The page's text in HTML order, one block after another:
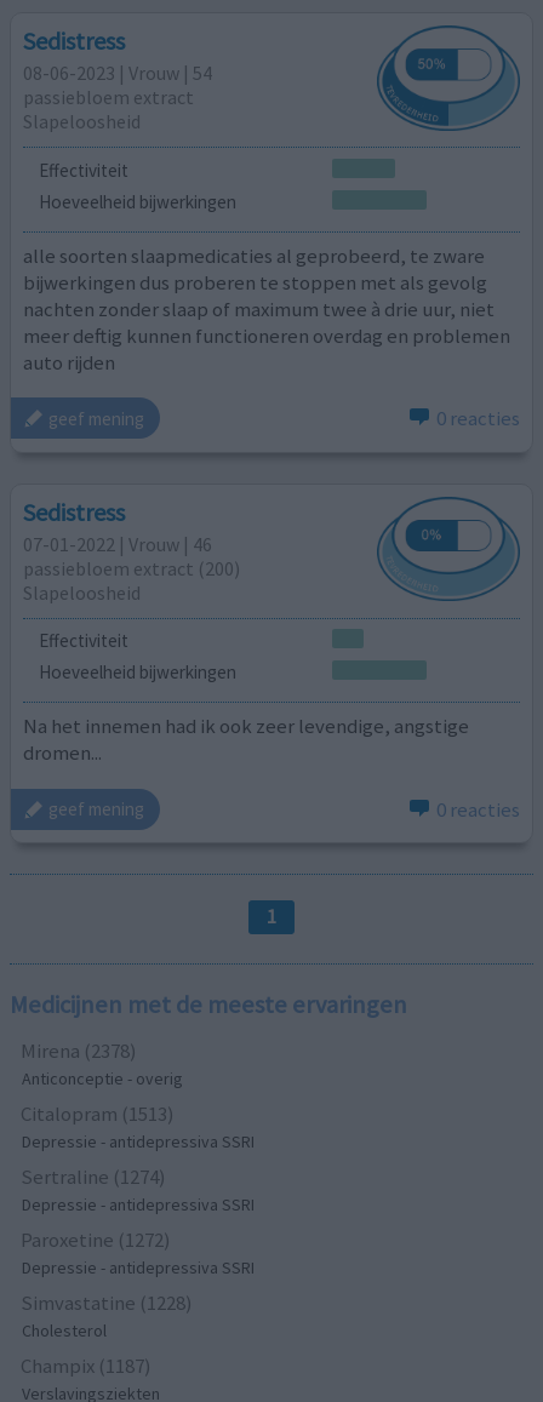
Sedistress
08-06-2023 | Vrouw | 54
passiebloem extract
Slapeloosheid
Effectiviteit
Hoeveelheid bijwerkingen
alle soorten slaapmedicaties al geprobeerd, te zware
bijwerkingen dus proberen te stoppen met als gevolg
nachten zonder slaap of maximum twee à drie uur, niet
meer deftig kunnen functioneren overdag en problemen
auto rijden
geef mening 0 reacties
Sedistress
07-01-2022 | Vrouw | 46
passiebloem extract (200)
Slapeloosheid
Effectiviteit
Hoeveelheid bijwerkingen
Na het innemen had ik ook zeer levendige, angstige
dromen...
geef mening 0 reacties
1
Medicijnen met de meeste ervaringen
Mirena (2378)
Anticonceptie - overig
Citalopram (1513)
Depressie - antidepressiva SSRI
Sertraline (1274)
Depressie - antidepressiva SSRI
Paroxetine (1272)
Depressie - antidepressiva SSRI
Simvastatine (1228)
Cholesterol
Champix (1187)
Verslavingsziekten